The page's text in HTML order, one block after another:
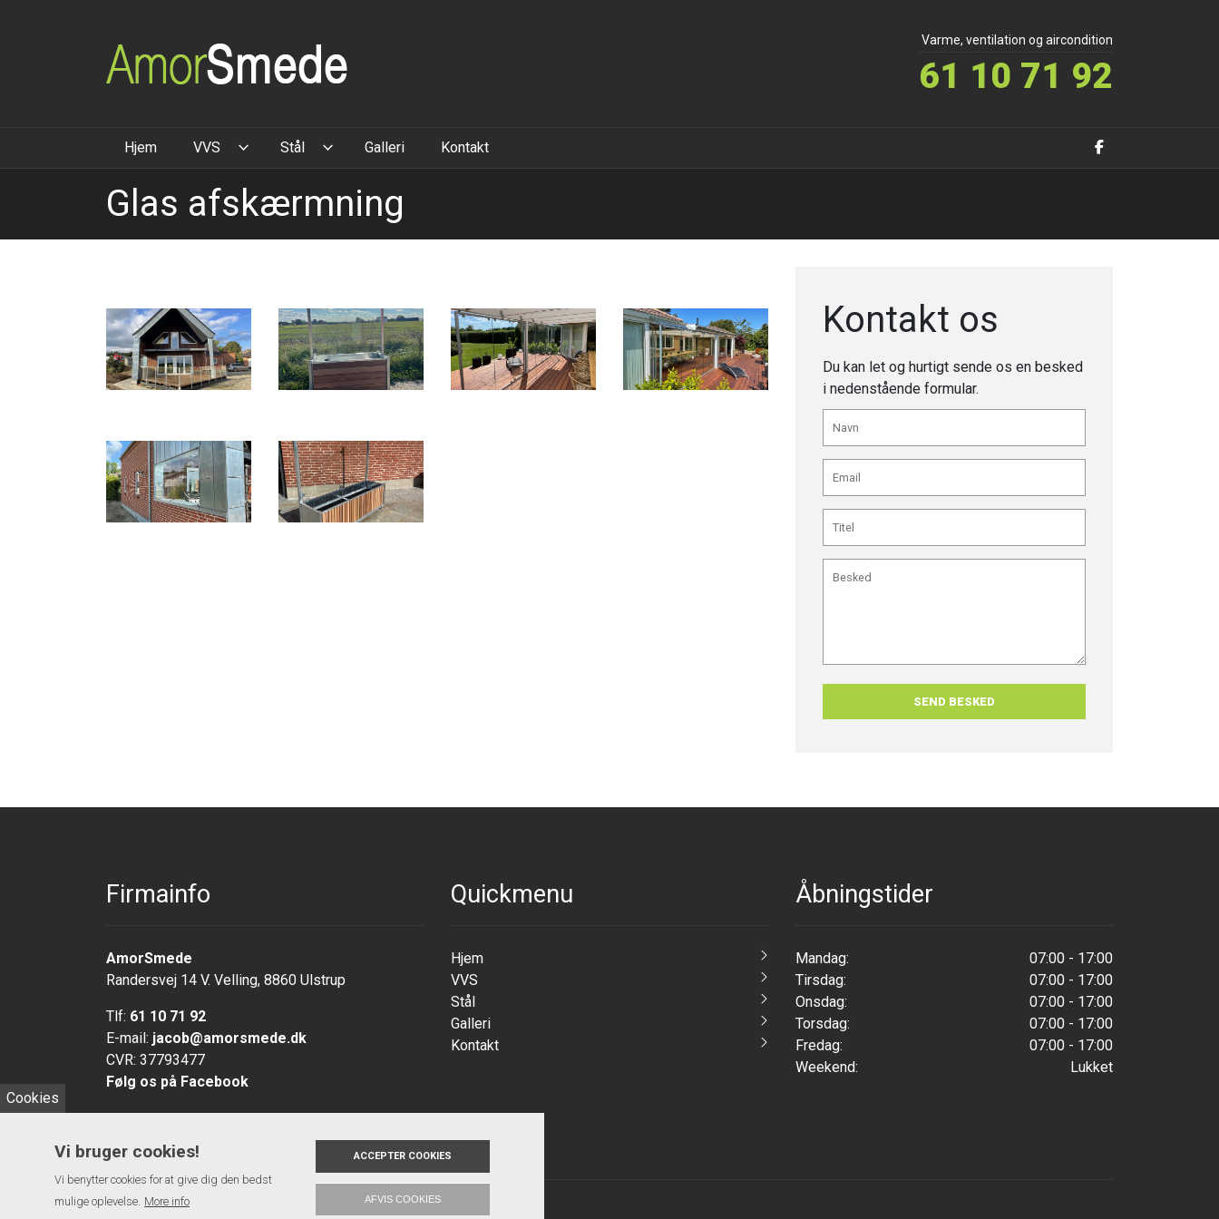
Varme, ventilation og aircondition
61 10 71 92
Hjem VVS Stål Galleri Kontakt
Glas afskærmning
Kontakt os
Du kan let og hurtigt sende os en besked
i nedenstående formular.
Firmainfo
AmorSmede
Randersvej 14 V. Velling, 8860 Ulstrup
Tlf: 61 10 71 92
E-mail: jacob@amorsmede.dk
CVR: 37793477
Følg os på Facebook
Quickmenu
Hjem
VVS
Stål
Galleri
Kontakt
Åbningstider
Mandag:
07:00 - 17:00
Tirsdag:
07:00 - 17:00
Onsdag:
07:00 - 17:00
Torsdag:
07:00 - 17:00
Fredag:
07:00 - 17:00
Weekend:
Lukket
Copyright 2026 AmorSmede
Cookies
Vi bruger cookies!
Vi benytter cookies for at give dig den bedst
mulige oplevelse. More info
ACCEPTER COOKIES
AFVIS COOKIES